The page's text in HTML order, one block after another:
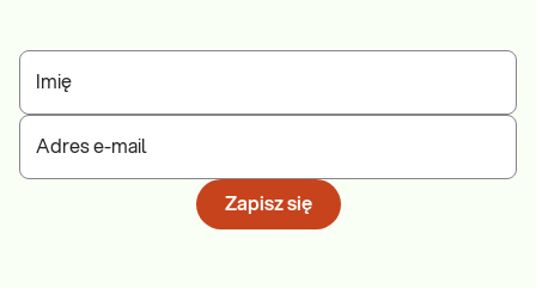
Imię
Adres e-mail
Zapisz się